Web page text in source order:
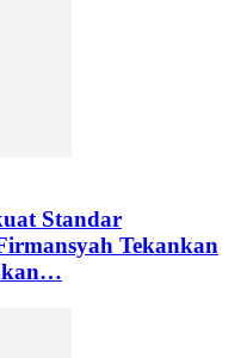
Standar
Tekankan